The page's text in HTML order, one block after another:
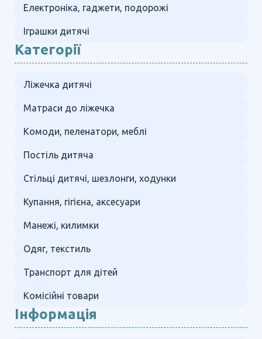
Електроніка, гаджети, подорожі
Іграшки дитячі
Категорії
Ліжечка дитячі
Матраси до ліжечка
Комоди, пеленатори, меблі
Постіль дитяча
Стільці дитячі, шезлонги, ходунки
Купання, гігієна, аксесуари
Манежі, килимки
Одяг, текстиль
Транспорт для дітей
Комісійні товари
Інформація